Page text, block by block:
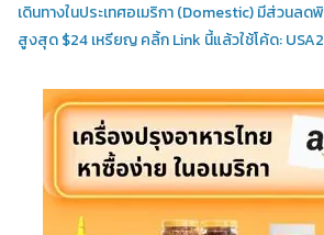
เดินทางในประเทศอเมริกา (Domestic)มีส่วนลดพิ
สูงสุด $24 เหรียญ คลิ้ก Link นี้แล้วใช้โค้ด: